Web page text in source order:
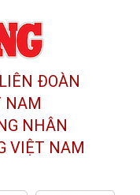
ĐOÀN
NAM
NHÂN
VIỆT NAM